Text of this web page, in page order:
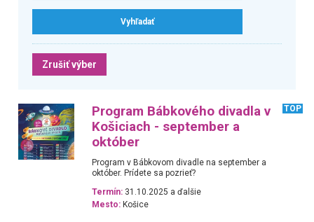
Zrušiť výber
Program Bábkového divadla v
Košiciach - september a
október
TOP
Program v Bábkovom divadle na september a
október. Prídete sa pozrieť?
Termín: 31.10.2025 a ďalšie
Mesto: Košice